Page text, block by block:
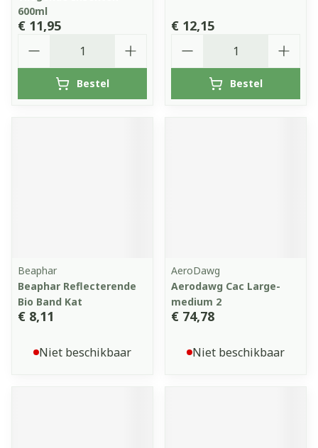
600ml
€ 11,95
Bestel
€ 12,15
Bestel
Beaphar
Beaphar Reflecterende
Bio Band Kat
€ 8,11
Niet beschikbaar
AeroDawg
Aerodawg Cac Large-
medium 2
€ 74,78
Niet beschikbaar